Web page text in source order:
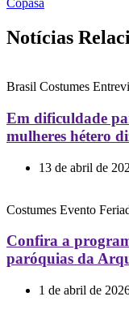
Copasa
Notícias
Brasil Costumes
Em dificuldade
mulheres hétero
13 de abril de
Costumes Evento
Confira a
paróquias da
1 de abril de